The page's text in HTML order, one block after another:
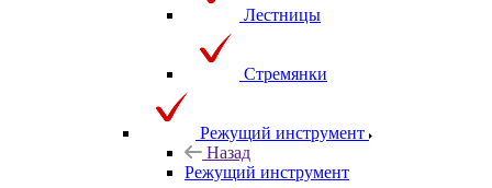
Лестницы
Стремянки
Режущий инструмент
Назад
Режущий инструмент